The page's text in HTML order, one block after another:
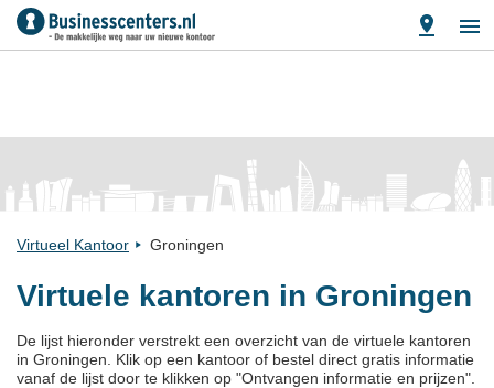
Virtueel Kantoor Groningen
Virtuele kantoren in Groningen
De lijst hieronder verstrekt een overzicht van de virtuele kantoren
in Groningen. Klik op een kantoor of bestel direct gratis informatie
vanaf de lijst door te klikken op "Ontvangen informatie en prijzen".